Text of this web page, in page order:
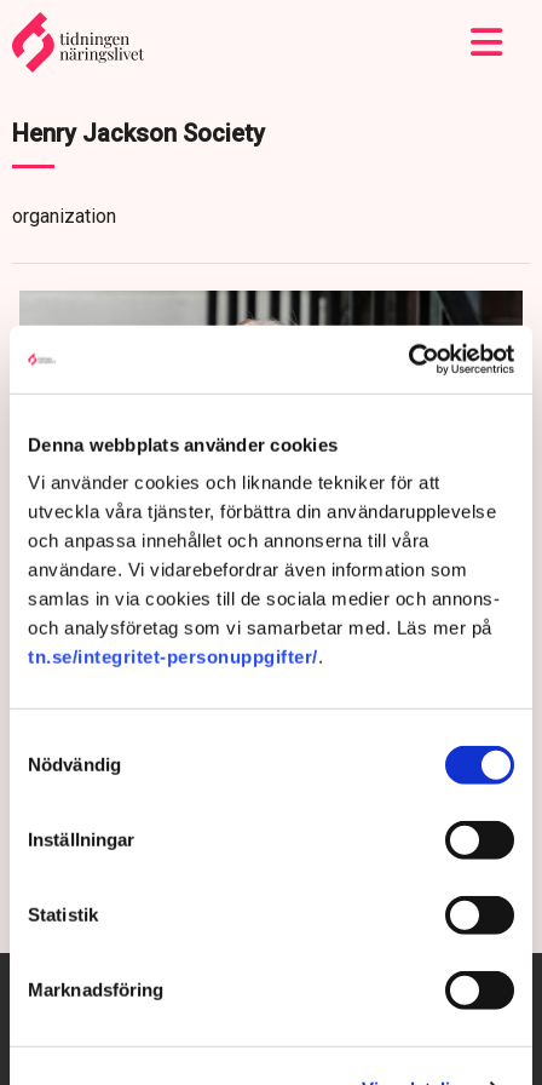
Denna webbplats använder cookies
Vi använder cookies och liknande tekniker för att
utveckla våra tjänster, förbättra din användarupplevelse
och anpassa innehållet och annonserna till våra
användare. Vi vidarebefordrar även information som
samlas in via cookies till de sociala medier och annons-
och analysföretag som vi samarbetar med. Läs mer på
tn.se/integritet-personuppgifter/.
Nödvändig
Inställningar
Statistik
Marknadsföring
Henry Jackson Society
organization
Nya bud i brittisk
utrikespolitik – Kina kan
klassas som hot
Storbritannien håller på att omorientera sig vad gäller
relationen till Kina. Det skriver The Guardian som gör
politiska ledarskapet.